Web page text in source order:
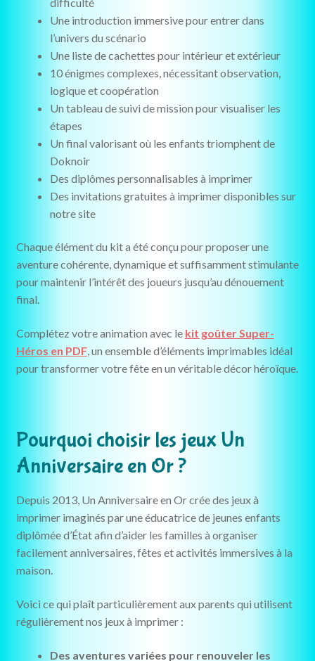
Une introduction immersive pour entrer dans
l’univers du scénario
Une liste de cachettes pour intérieur et extérieur
10 énigmes complexes, nécessitant observation,
logique et coopération
Un tableau de suivi de mission pour visualiser les
étapes
Un final valorisant où les enfants triomphent de
Doknoir
Des diplômes personnalisables à imprimer
Des invitations gratuites à imprimer disponibles sur
notre site
Chaque élément du kit a été conçu pour proposer une
aventure cohérente, dynamique et suffisamment stimulante
pour maintenir l’intérêt des joueurs jusqu’au dénouement
final.
Complétez votre animation avec le kit goûter Super-
Héros en PDF, un ensemble d’éléments imprimables idéal
pour transformer votre fête en un véritable décor héroïque.
Pourquoi choisir les jeux Un
Anniversaire en Or ?
Depuis 2013, Un Anniversaire en Or crée des jeux à
imprimer imaginés par une éducatrice de jeunes enfants
diplômée d’État afin d’aider les familles à organiser
facilement anniversaires, fêtes et activités immersives à la
maison.
Voici ce qui plaît particulièrement aux parents qui utilisent
régulièrement nos jeux à imprimer :
Des aventures variées pour renouveler les